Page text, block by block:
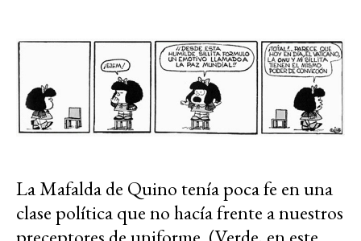
La Mafalda de Quino tenía poca fe en una
clase política que no hacía frente a nuestros